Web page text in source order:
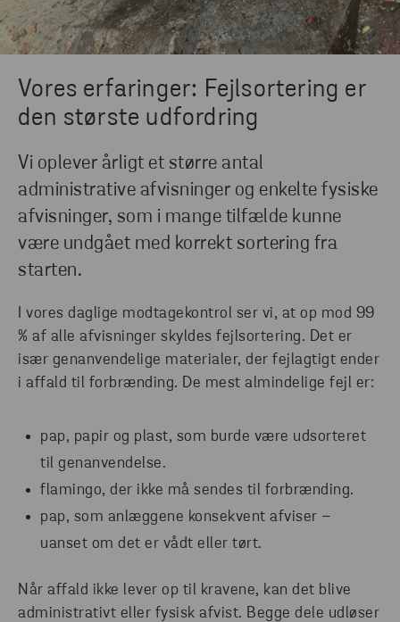
Vores erfaringer: Fejlsortering er
den største udfordring
Vi oplever årligt et større antal
administrative afvisninger og enkelte fysiske
afvisninger, som i mange tilfælde kunne
være undgået med korrekt sortering fra
starten.
I vores daglige modtagekontrol ser vi, at op mod 99
% af alle afvisninger skyldes fejlsortering. Det er
især genanvendelige materialer, der fejlagtigt ender
i affald til forbrænding. De mest almindelige fejl er:
pap, papir og plast, som burde være udsorteret
til genanvendelse.
flamingo, der ikke må sendes til forbrænding.
pap, som anlæggene konsekvent afviser –
uanset om det er vådt eller tørt.
Når affald ikke lever op til kravene, kan det blive
administrativt eller fysisk afvist. Begge dele udløser